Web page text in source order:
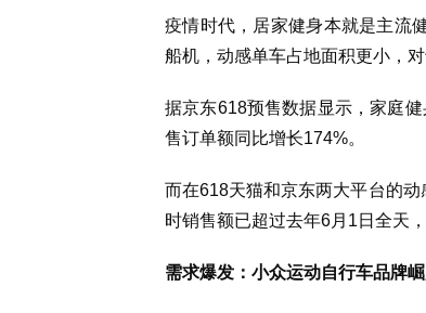
疫情时代，居家健身本就是主流
船机，动感单车占地面积更小，
据京东618预售数据显示，家庭
售订单额同比增长174%。
而在618天猫和京东两大平台的
时销售额已超过去年6月1日全天
需求爆发：小众运动自行车品牌